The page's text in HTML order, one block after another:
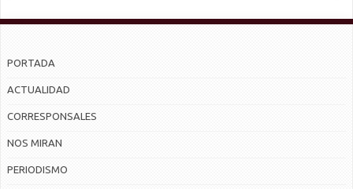
PORTADA
ACTUALIDAD
CORRESPONSALES
NOS MIRAN
PERIODISMO